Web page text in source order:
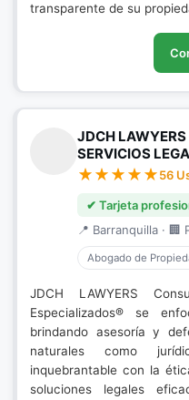
transparente de su
JDCH
SERVICIOS
56
✔ Tarjeta
📍 Barranquilla · 🏢
Abogado de
JDCH LAWYERS
Especializados® se
brindando asesoría y
naturales como
inquebrantable con la
soluciones legales